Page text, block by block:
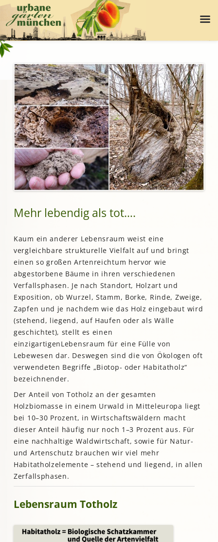
Mehr lebendig als tot….
Kaum ein anderer Lebensraum weist eine
vergleichbare strukturelle Vielfalt auf und bringt
einen so großen Artenreichtum hervor wie
abgestorbene Bäume in ihren verschiedenen
Verfallsphasen. Je nach Standort, Holzart und
Exposition, ob Wurzel, Stamm, Borke, Rinde, Zweige,
Zapfen und je nachdem wie das Holz eingebaut wird
(stehend, liegend, auf Haufen oder als Wälle
geschichtet), stellt es einen
einzigartigenLebensraum für eine Fülle von
Lebewesen dar. Deswegen sind die von Ökologen oft
verwendeten Begriffe „Biotop- oder Habitatholz“
bezeichnender.
Der Anteil von Totholz an der gesamten
Holzbiomasse in einem Urwald in Mitteleuropa liegt
bei 10–30 Prozent, in Wirtschaftswäldern macht
dieser Anteil häufig nur noch 1–3 Prozent aus. Für
eine nachhaltige Waldwirtschaft, sowie für Natur-
und Artenschutz brauchen wir viel mehr
Habitatholzelemente – stehend und liegend, in allen
Zerfallsphasen.
Lebensraum Totholz